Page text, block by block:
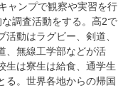
ャンプで観察や実習を行
調査活動をする。高2で
動はラグビー、剣道、
、無線工学部などが活
生は寮生は給食、通学生
る。世界各地からの帰国